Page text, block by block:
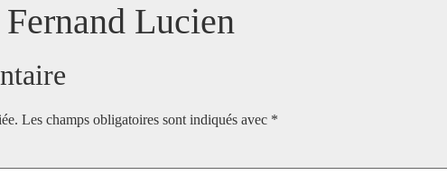
Lucien
Les champs obligatoires sont indiqués avec *